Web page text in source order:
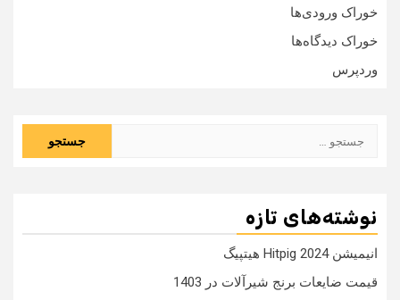
خوراک ورودی‌ها
خوراک دیدگاه‌ها
وردپرس
نوشته‌های تازه
انیمیشن Hitpig 2024 هیتپیگ
قیمت ضایعات برنج شیرآلات در 1403